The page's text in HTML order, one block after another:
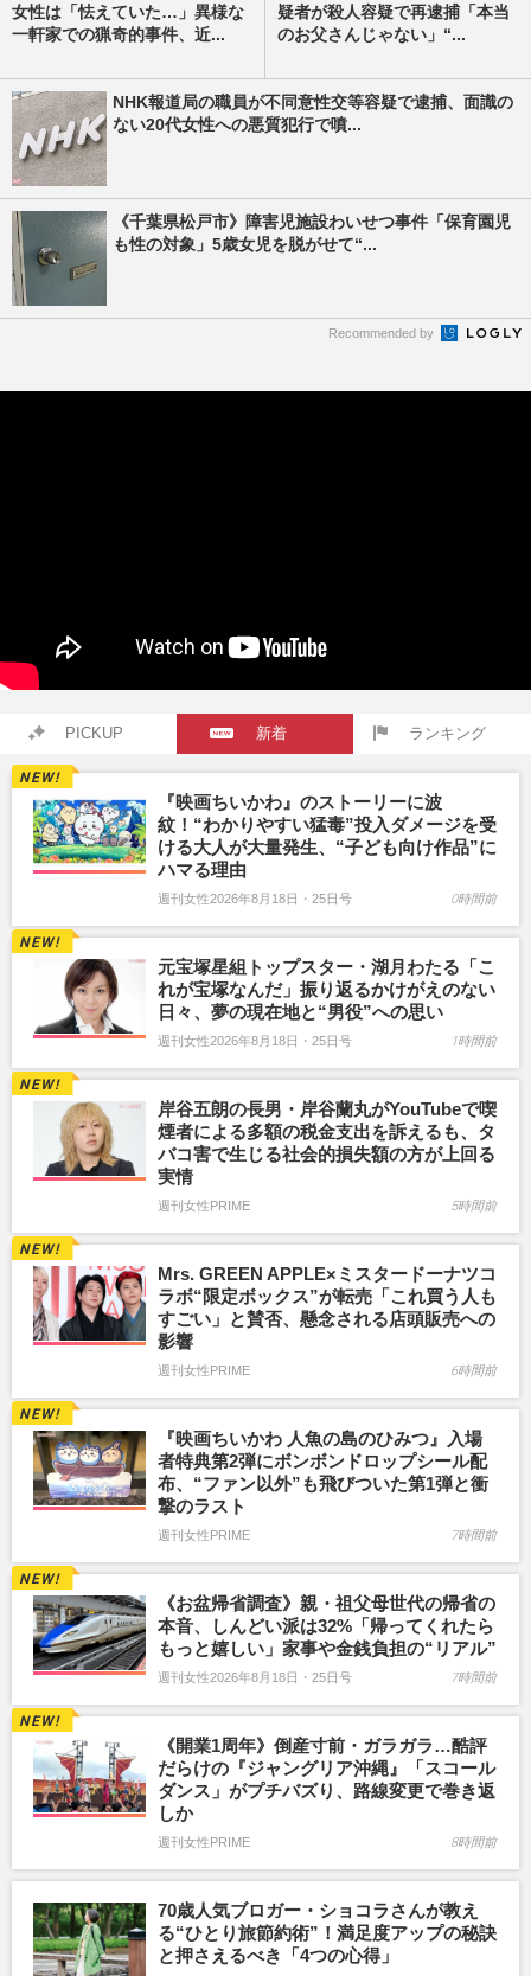
女性は「怯えていた…」異様な
一軒家での猟奇的事件、近...
疑者が殺人容疑で再逮捕「本当
のお父さんじゃない」“...
NHK報道局の職員が不同意性交等容疑で逮捕、面識の
ない20代女性への悪質犯行で噴...
《千葉県松戸市》障害児施設わいせつ事件「保育園児
も性の対象」5歳女児を脱がせて“...
Recommended by
PICKUP 新着 ランキング
『映画ちいかわ』のストーリーに波
紋！“わかりやすい猛毒”投入ダメージを受
ける大人が大量発生、“子ども向け作品”に
ハマる理由
週刊女性2026年8月18日・25日号 0時間前
元宝塚星組トップスター・湖月わたる「こ
れが宝塚なんだ」振り返るかけがえのない
日々、夢の現在地と“男役”への思い
週刊女性2026年8月18日・25日号 1時間前
岸谷五朗の長男・岸谷蘭丸がYouTubeで喫
煙者による多額の税金支出を訴えるも、タ
バコ害で生じる社会的損失額の方が上回る
実情
週刊女性PRIME 5時間前
Mrs. GREEN APPLE×ミスタードーナツコ
ラボ“限定ボックス”が転売「これ買う人も
すごい」と賛否、懸念される店頭販売への
影響
週刊女性PRIME 6時間前
『映画ちいかわ 人魚の島のひみつ』入場
者特典第2弾にボンボンドロップシール配
布、“ファン以外”も飛びついた第1弾と衝
撃のラスト
週刊女性PRIME 7時間前
《お盆帰省調査》親・祖父母世代の帰省の
本音、しんどい派は32%「帰ってくれたら
もっと嬉しい」家事や金銭負担の“リアル”
週刊女性2026年8月18日・25日号 7時間前
《開業1周年》倒産寸前・ガラガラ…酷評
だらけの『ジャングリア沖縄』「スコール
ダンス」がプチバズり、路線変更で巻き返
しか
週刊女性PRIME 8時間前
70歳人気ブロガー・ショコラさんが教え
る“ひとり旅節約術”！満足度アップの秘訣
と押さえるべき「4つの心得」